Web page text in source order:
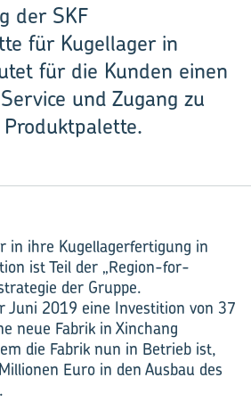
der SKF
für Kugellager in
für die Kunden einen
und Zugang zu
in ihre Kugellagerfertigung in
ist Teil der „Region-for-
der Gruppe.
Juni 2019 eine Investition von 37
neue Fabrik in Xinchang
die Fabrik nun in Betrieb ist,
Euro in den Ausbau des